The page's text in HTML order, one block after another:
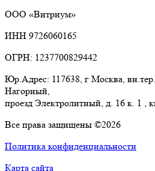
ООО «Витриум»
ИНН 9726060165
ОГРН: 1237700829442
Юр.Адрес: 117638, г Москва,
Нагорный,
проезд Электролитный, д. 16 к. 1 ,
Все права защищены ©2026
Политика конфиденциальности
Карта сайта